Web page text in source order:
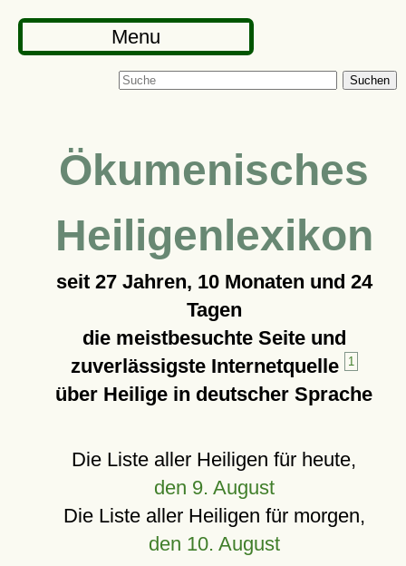
Menu
Suchen
Ökumenisches
Heiligenlexikon
seit 27 Jahren, 10 Monaten und 24
Tagen
die meistbesuchte Seite und
zuverlässigste Internetquelle
1
über Heilige in deutscher Sprache
Die Liste aller Heiligen für heute,
den 9. August
Die Liste aller Heiligen für morgen,
den 10. August